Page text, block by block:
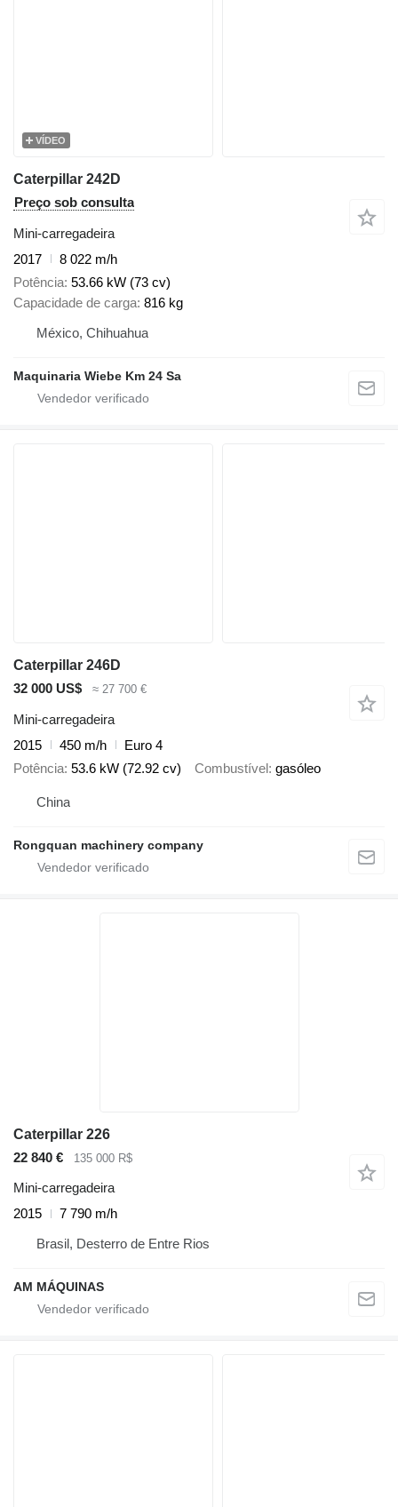
VÍDEO
Caterpillar 242D
Preço sob consulta
Mini-carregadeira
2017
8 022 m/h
Potência 53.66 kW (73 cv)
Capacidade de carga 816 kg
México, Chihuahua
Maquinaria Wiebe Km 24 Sa
Caterpillar 246D
32 000 US$
≈ 27 700 €
Mini-carregadeira
2015
450 m/h
Euro 4
Potência 53.6 kW (72.92 cv) Combustível gasóleo
China
Rongquan machinery company
Caterpillar 226
22 840 €
135 000 R$
Mini-carregadeira
2015
7 790 m/h
Brasil, Desterro de Entre Rios
AM MÁQUINAS